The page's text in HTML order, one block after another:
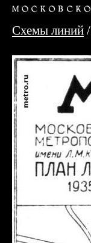
Схемы линий /